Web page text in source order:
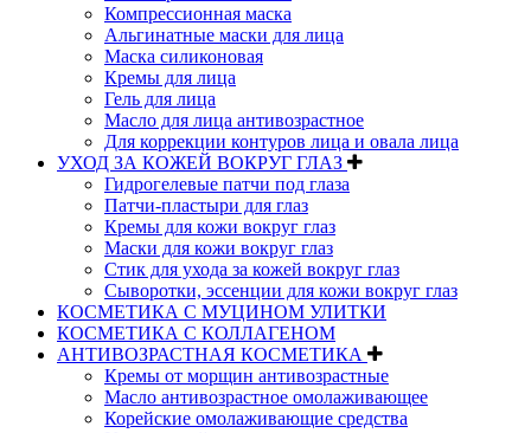
Компрессионная маска
Альгинатные маски для лица
Маска силиконовая
Кремы для лица
Гель для лица
Масло для лица антивозрастное
Для коррекции контуров лица и овала лица
УХОД ЗА КОЖЕЙ ВОКРУГ ГЛАЗ
Гидрогелевые патчи под глаза
Патчи-пластыри для глаз
Кремы для кожи вокруг глаз
Маски для кожи вокруг глаз
Стик для ухода за кожей вокруг глаз
Сыворотки, эссенции для кожи вокруг глаз
КОСМЕТИКА С МУЦИНОМ УЛИТКИ
КОСМЕТИКА С КОЛЛАГЕНОМ
АНТИВОЗРАСТНАЯ КОСМЕТИКА
Кремы от морщин антивозрастные
Масло антивозрастное омолаживающее
Корейские омолаживающие средства